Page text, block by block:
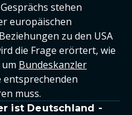
stehen
europäischen
zu den USA
die Frage erörtert, wie
Bundeskanzler
entsprechenden
muss.
ist Deutschland -